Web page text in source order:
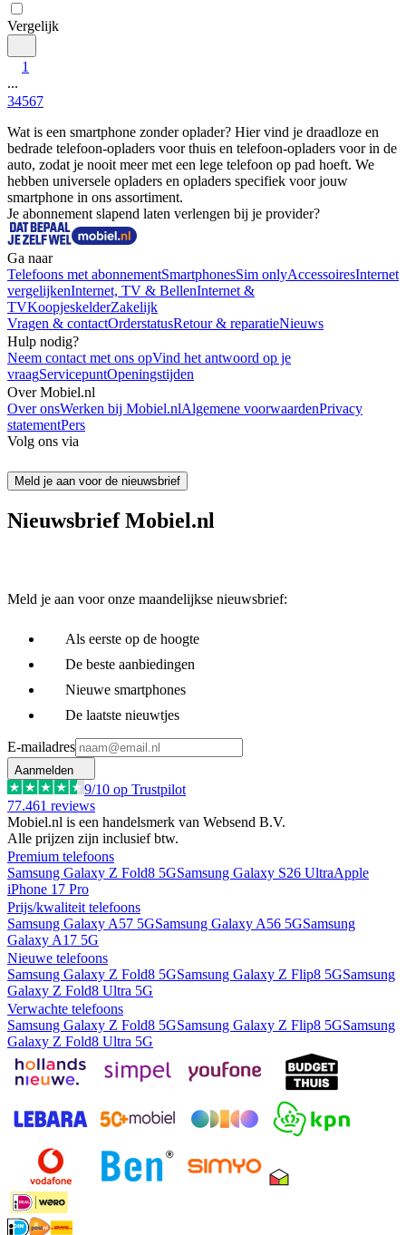
Vergelijk
1
...
34567
Wat is een smartphone zonder oplader? Hier vind je draadloze en
bedrade telefoon-opladers voor thuis en telefoon-opladers voor in de
auto, zodat je nooit meer met een lege telefoon op pad hoeft. We
hebben universele opladers en opladers specifiek voor jouw
smartphone in ons assortiment.
Je abonnement slapend laten verlengen bij je provider?
Ga naar
Telefoons met abonnementSmartphonesSim onlyAccessoiresInternet
vergelijkenInternet, TV & BellenInternet &
TVKoopjeskelderZakelijk
Vragen & contactOrderstatusRetour & reparatieNieuws
Hulp nodig?
Neem contact met ons opVind het antwoord op je
vraagServicepuntOpeningstijden
Over Mobiel.nl
Over onsWerken bij Mobiel.nlAlgemene voorwaardenPrivacy
statementPers
Volg ons via
Meld je aan voor de nieuwsbrief
Nieuwsbrief Mobiel.nl
Meld je aan voor onze maandelijkse nieuwsbrief:
Als eerste op de hoogte
De beste aanbiedingen
Nieuwe smartphones
De laatste nieuwtjes
E-mailadres
Aanmelden
9/10 op Trustpilot
77.461 reviews
Mobiel.nl is een handelsmerk van Websend B.V.
Alle prijzen zijn inclusief btw.
Premium telefoons
Samsung Galaxy Z Fold8 5GSamsung Galaxy S26 UltraApple
iPhone 17 Pro
Prijs/kwaliteit telefoons
Samsung Galaxy A57 5GSamsung Galaxy A56 5GSamsung
Galaxy A17 5G
Nieuwe telefoons
Samsung Galaxy Z Fold8 5GSamsung Galaxy Z Flip8 5GSamsung
Galaxy Z Fold8 Ultra 5G
Verwachte telefoons
Samsung Galaxy Z Fold8 5GSamsung Galaxy Z Flip8 5GSamsung
Galaxy Z Fold8 Ultra 5G